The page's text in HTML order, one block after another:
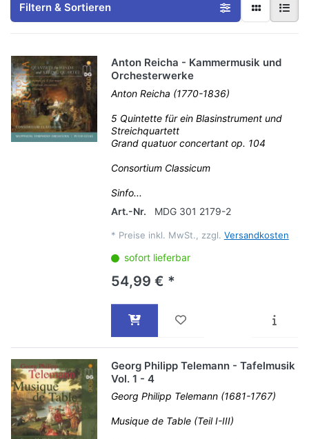
Filtern & Sortieren
Anton Reicha - Kammermusik und
Orchesterwerke
Anton Reicha (1770-1836)
5 Quintette für ein Blasinstrument und
Streichquartett
Grand quatuor concertant op. 104
Consortium Classicum
Sinfo...
Art.-Nr.
MDG 301 2179-2
* Preise inkl. MwSt., zzgl. Versandkosten
sofort lieferbar
54,99 € *
Georg Philipp Telemann - Tafelmusik
Vol. 1 - 4
Georg Philipp Telemann (1681-1767)
Musique de Table (Teil I-III)